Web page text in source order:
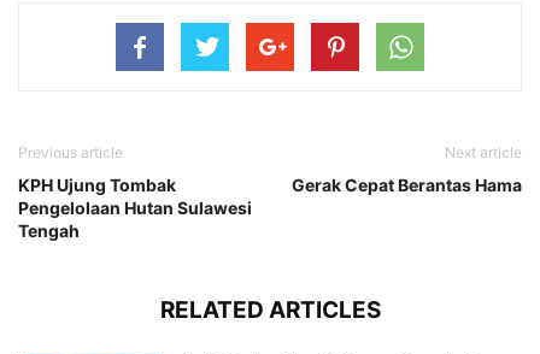
Previous article
KPH Ujung Tombak
Pengelolaan Hutan Sulawesi
Tengah
Next article
Gerak Cepat Berantas Hama
RELATED ARTICLES